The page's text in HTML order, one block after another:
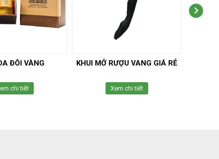
ĐÔI VÀNG
chi tiết
KHUI MỞ RƯỢU VANG GIÁ RẺ
Xem chi tiết